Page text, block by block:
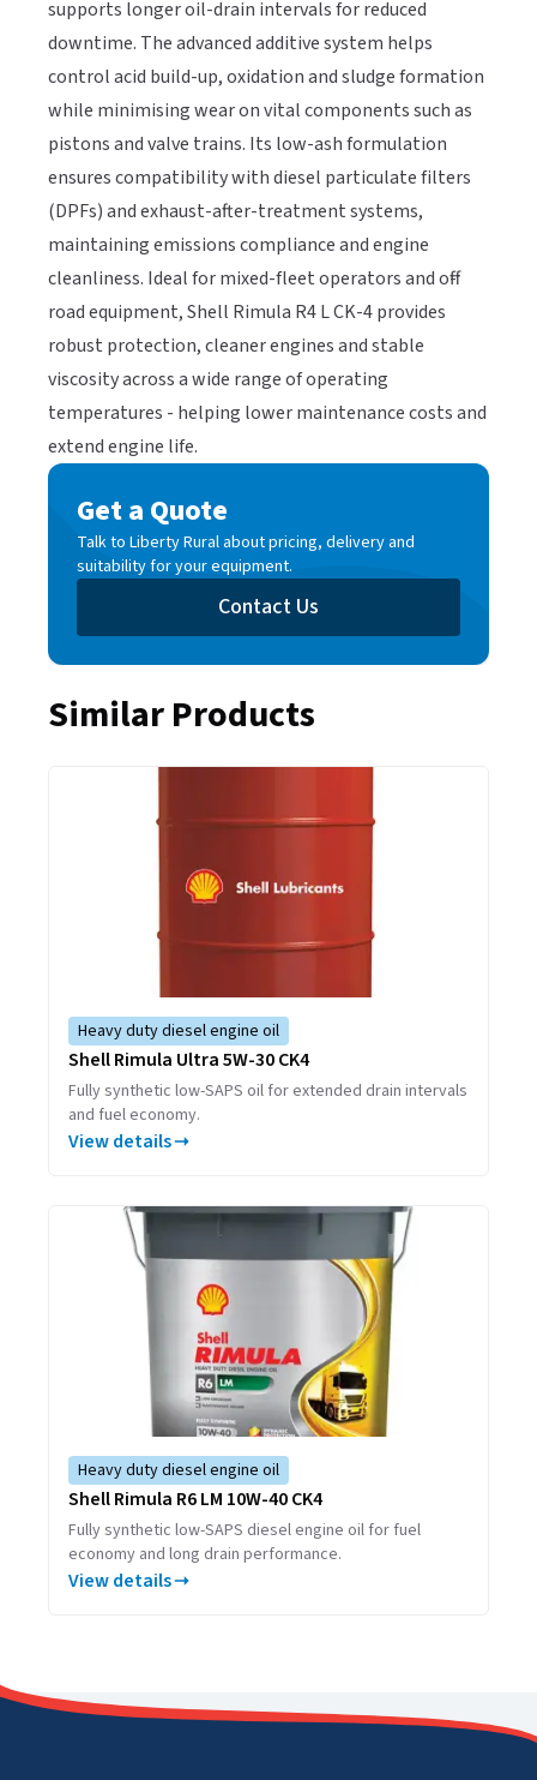
supports longer oil-drain intervals for reduced
downtime. The advanced additive system helps
control acid build-up, oxidation and sludge formation
while minimising wear on vital components such as
pistons and valve trains. Its low-ash formulation
ensures compatibility with diesel particulate filters
(DPFs) and exhaust-after-treatment systems,
maintaining emissions compliance and engine
cleanliness. Ideal for mixed-fleet operators and off-
road equipment, Shell Rimula R4 L CK-4 provides
robust protection, cleaner engines and stable
viscosity across a wide range of operating
temperatures - helping lower maintenance costs and
extend engine life.​​​​‌ ‍ ​‍​‍‌‍ ‌ ​‍‌‍‍‌‌‍‌ ‌‍‍‌‌‍ ‍​‍​‍​ ‍‍​‍​‍‌ ​ ‌‍​‌‌‍ ‍‌‍‍‌‌ ‌​‌ ‍‌​‍ ‍‌‍‍‌‌‍ ​‍​‍​‍ ​​‍​‍‌‍‍​‌ ​‍‌‍‌‌‌‍‌‍​‍​‍​ ‍‍​‍​‍‌‍‍​‌ ‌​‌ ‌​‌ ​​‌ ​ ​ ‍‍​‍ ​‍ ‌‍ ​‌‍‍‌‌‍​‍‌‍‌‌‌ ​‍‌ ‌​‌ ‍‌​‍ ‌‌ ​ ‌ ‌​‌ ‌‌‌‍‌​‌‍‍‌‌‍ ​‍ ‍‌ ‌‍‌‍‌‌‌ ​‍‌‍​ ‌‍‌‌‌‍ ​​‍ ‍‌‍​‌‌ ​​‌ ​​​‍ ‌‍‍‌‌‍ ‍‌ ‌​‌‍‌‌‌‍ ‍‌ ‌​​‍ ‌‍‌‌‌‍‌​‌‍‍‌‌ ‌​​‍ ‌‍ ‌‌‍ ‌‍‌​‌‍‌‌​ ‌‌ ​​‌ ​‍‌‍‌‌‌ ​ ‌‍‌‌‌‍ ‍‌ ‌​‌‍​‌‌ ‌​‌‍‍‌‌‍ ‌‍ ‍​ ‍ ‌‍‍‌‌‍‌​​ ‌‌ ​​‌ ​‍‌‍ ‌‍‌​‌ ‌‌‌‍​ ‌ ‌​​‍ ‌‌ ​​‌ ​‍‌‍ ‌‍‌​‌ ‌‌‌‍​ ‌ ‌​‌ ​ ​‍ ‌‌ ​ ‌‍‍​‌‍‌‌‌‍ ​‌‍ ​​‍ ‌‌ ​‍‌‍‍‌‌‍ ‌‌ ‌‌‌‍ ​‌‍​‌​‍ ‌‌ ​‍​ ‌​​‍ ‌‌‍ ​​‍ ‌‌‍​ ‌‍‍ ​‍ ‌​ ‌​​ ‍ ‌ ‌​‌ ‍‌‌ ​​‌‍‌‌​ ‌‌ ​​‌ ​‍‌‍ ‌‍‌​‌ ‌‌‌‍​ ‌ ‌​​ ‍ ‌ ​​‌‍​‌‌ ‌​‌‍‍​​ ‌‌ ​‍‌‍‍‌‌‍​ ‌‍‍​‌‌‌​‌‍‌‌‌ ‍​‌ ‌​​‍‌‌​ ‌‌‌​​‍‌‌ ‌‍‍ ‌‍‌‌‌ ‍‌​‍‌‌​ ​ ‌​‌​​‍‌‌​ ​ ‌​‌​​‍‌‌​ ​‍​ ​‍​ ​ ​ ‌​‌‍​‍‌‍‌‌​ ​​‌‍​ ‌‍‌‍​ ‍‌‌‍‌‍​ ‌‍​ ​ ‌‍​‌​‍‌‌​ ​‍​ ​‍​‍‌‌​ ‌‌‌​‌​​‍ ‍‌‍​ ‌‍‍​‌‍‍‌‌‍ ​‌‍‌​‌ ​‍‌‍‌‌‌‍ ‍​‍‌‌​ ‌‌‌​​‍‌‌ ‌‍‍ ‌‍‌‌‌ ‍‌​‍‌‌​ ​ ‌​‌​​‍‌‌​ ​ ‌​‌​​‍‌‌​ ​‍​ ​‍​ ​‌‌‍​‌​ ‍​​ ‌‌​ ‍​​ ​‍‌‍‌‍​ ‌‌​ ​‍​ ​​​ ‌‌‌‍‌​​‍‌‌​ ​‍​ ​‍​‍‌‌​ ‌‌‌​‌​​‍ ‍‌ ‌​‌‍‌‌‌ ‍​‌ ‌​​ ‌‍​‍‌‍​‌‌ ​ ‌‍‌‌‌‌‌‌‌ ​‍‌‍ ​​ ‌‌‍‍​‌ ‌​‌ ‌​‌ ​​‌ ​ ​‍‌‌​ ​ ‌​​‌​‍‌‌​ ​‍‌​‌‍​‍‌‌​ ​‍‌​‌‍‌‍ ​‌‍‍‌‌‍​‍‌‍‌‌‌ ​‍‌ ‌​‌ ‍‌​‍ ‌‌ ​ ‌ ‌​‌ ‌‌‌‍‌​‌‍‍‌‌‍ ​‍ ‍‌ ‌‍‌‍‌‌‌ ​‍‌‍​ ‌‍‌‌‌‍ ​​‍ ‍‌‍​‌‌ ​​‌ ​​​‍‌‍‌‍‍‌‌‍‌​​ ‌‌ ​​‌ ​‍‌‍ ‌‍‌​‌ ‌‌‌‍​ ‌ ‌​​‍ ‌‌ ​​‌ ​‍‌‍ ‌‍‌​‌ ‌‌‌‍​ ‌ ‌​‌ ​ ​‍ ‌‌ ​ ‌‍‍​‌‍‌‌‌‍ ​‌‍ ​​‍ ‌‌ ​‍‌‍‍‌‌‍ ‌‌ ‌‌‌‍ ​‌‍​‌​‍ ‌‌ ​‍​ ‌​​‍ ‌‌‍ ​​‍ ‌‌‍​ ‌‍‍ ​‍ ‌​ ‌​​‍‌‍‌ ‌​‌ ‍‌‌ ​​‌‍‌‌​ ‌‌ ​​‌ ​‍‌‍ ‌‍‌​‌ ‌‌‌‍​ ‌ ‌​​‍‌‍‌ ​​‌‍​‌‌ ‌​‌‍‍​​ ‌‌ ​‍‌‍‍‌‌‍​ ‌‍‍​‌‌‌​‌‍‌‌‌ ‍​‌ ‌​​‍‌‌​ ‌‌‌​​‍‌‌ ‌‍‍ ‌‍‌‌‌ ‍‌​‍‌‌​ ​ ‌​‌​​‍‌‌​ ​ ‌​‌​​‍‌‌​ ​‍​ ​‍​ ​ ​ ‌​‌‍​‍‌‍‌‌​ ​​‌‍​ ‌‍‌‍​ ‍‌‌‍‌‍​ ‌‍​ ​ ‌‍​‌​‍‌‌​ ​‍​ ​‍​‍‌‌​ ‌‌‌​‌​​‍ ‍‌‍​ ‌‍‍​‌‍‍‌‌‍ ​‌‍‌​‌ ​‍‌‍‌‌‌‍ ‍​‍‌‌​ ‌‌‌​​‍‌‌ ‌‍‍ ‌‍‌‌‌ ‍‌​‍‌‌​ ​ ‌​‌​​‍‌‌​ ​ ‌​‌​​‍‌‌​ ​‍​ ​‍​ ​‌‌‍​‌​ ‍​​ ‌‌​ ‍​​ ​‍‌‍‌‍​ ‌‌​ ​‍​ ​​​ ‌‌‌‍‌​​‍‌‌​ ​‍​ ​‍​‍‌‌​ ‌‌‌​‌​​‍ ‍‌ ‌​‌‍‌‌‌ ‍​‌ ‌​​‍‌‍‌ ​​‌‍‌‌‌ ​‍‌ ​ ‌ ​​‌‍‌‌‌‍​ ‌ ‌​‌‍‍‌‌ ‌‍‌‍‌‌​ ‌‌ ​​‌ ‌‌‌‍​‍‌‍ ​‌‍‍‌‌ ​ ‌‍‍​‌‍‌‌‌‍‌​​‍​‍‌ ‌
Get a Quote​​​​‌ ‍ ​‍​‍‌‍ ‌ ​‍‌‍‍‌‌‍‌ ‌‍‍‌‌‍ ‍​‍​‍​ ‍‍​‍​‍‌ ​ ‌‍​‌‌‍ ‍‌‍‍‌‌ ‌​‌ ‍‌​‍ ‍‌‍‍‌‌‍ ​‍​‍​‍ ​​‍​‍‌‍‍​‌ ​‍‌‍‌‌‌‍‌‍​‍​‍​ ‍‍​‍​‍‌‍‍​‌ ‌​‌ ‌​‌ ​​‌ ​ ​ ‍‍​‍ ​‍ ‌‍ ​‌‍‍‌‌‍​‍‌‍‌‌‌ ​‍‌ ‌​‌ ‍‌​‍ ‌‌ ​ ‌ ‌​‌ ‌‌‌‍‌​‌‍‍‌‌‍ ​‍ ‍‌ ‌‍‌‍‌‌‌ ​‍‌‍​ ‌‍‌‌‌‍ ​​‍ ‍‌‍​‌‌ ​​‌ ​​​‍ ‌‍‍‌‌‍ ‍‌ ‌​‌‍‌‌‌‍ ‍‌ ‌​​‍ ‌‍‌‌‌‍‌​‌‍‍‌‌ ‌​​‍ ‌‍ ‌‌‍ ‌‍‌​‌‍‌‌​ ‌‌ ​​‌ ​‍‌‍‌‌‌ ​ ‌‍‌‌‌‍ ‍‌ ‌​‌‍​‌‌ ‌​‌‍‍‌‌‍ ‌‍ ‍​ ‍ ‌‍‍‌‌‍‌​​ ‌‌ ​​‌ ​‍‌‍ ‌‍‌​‌ ‌‌‌‍​ ‌ ‌​​‍ ‌‌ ​​‌ ​‍‌‍ ‌‍‌​‌ ‌‌‌‍​ ‌ ‌​‌ ​ ​‍ ‌‌ ​ ‌‍‍​‌‍‌‌‌‍ ​‌‍ ​​‍ ‌‌ ​‍‌‍‍‌‌‍ ‌‌ ‌‌‌‍ ​‌‍​‌​‍ ‌‌ ​‍​ ‌​​‍ ‌‌‍ ​​‍ ‌‌‍​ ‌‍‍ ​‍ ‌​ ‌​​ ‍ ‌ ‌​‌ ‍‌‌ ​​‌‍‌‌​ ‌‌ ​​‌ ​‍‌‍ ‌‍‌​‌ ‌‌‌‍​ ‌ ‌​​ ‍ ‌ ​​‌‍​‌‌ ‌​‌‍‍​​ ‌‌‍​ ‌ ‌​‌‍​‌​‍ ‍‌ ‌​‌‍‍‌‌ ‌​‌‍ ​‌‍‌‌​ ‌‍​‍‌‍​‌‌ ​ ‌‍‌‌‌‌‌‌‌ ​‍‌‍ ​​ ‌‌‍‍​‌ ‌​‌ ‌​‌ ​​‌ ​ ​‍‌‌​ ​ ‌​​‌​‍‌‌​ ​‍‌​‌‍​‍‌‌​ ​‍‌​‌‍‌‍ ​‌‍‍‌‌‍​‍‌‍‌‌‌ ​‍‌ ‌​‌ ‍‌​‍ ‌‌ ​ ‌ ‌​‌ ‌‌‌‍‌​‌‍‍‌‌‍ ​‍ ‍‌ ‌‍‌‍‌‌‌ ​‍‌‍​ ‌‍‌‌‌‍ ​​‍ ‍‌‍​‌‌ ​​‌ ​​​‍‌‍‌‍‍‌‌‍‌​​ ‌‌ ​​‌ ​‍‌‍ ‌‍‌​‌ ‌‌‌‍​ ‌ ‌​​‍ ‌‌ ​​‌ ​‍‌‍ ‌‍‌​‌ ‌‌‌‍​ ‌ ‌​‌ ​ ​‍ ‌‌ ​ ‌‍‍​‌‍‌‌‌‍ ​‌‍ ​​‍ ‌‌ ​‍‌‍‍‌‌‍ ‌‌ ‌‌‌‍ ​‌‍​‌​‍ ‌‌ ​‍​ ‌​​‍ ‌‌‍ ​​‍ ‌‌‍​ ‌‍‍ ​‍ ‌​ ‌​​‍‌‍‌ ‌​‌ ‍‌‌ ​​‌‍‌‌​ ‌‌ ​​‌ ​‍‌‍ ‌‍‌​‌ ‌‌‌‍​ ‌ ‌​​‍‌‍‌ ​​‌‍​‌‌ ‌​‌‍‍​​ ‌‌‍​ ‌ ‌​‌‍​‌​‍ ‍‌ ‌​‌‍‍‌‌ ‌​‌‍ ​‌‍‌‌​‍‌‍‌ ​​‌‍‌‌‌ ​‍‌ ​ ‌ ​​‌‍‌‌‌‍​ ‌ ‌​‌‍‍‌‌ ‌‍‌‍‌‌​ ‌‌ ​​‌ ‌‌‌‍​‍‌‍ ​‌‍‍‌‌ ​ ‌‍‍​‌‍‌‌‌‍‌​​‍​‍‌ ‌
Talk to Liberty Rural about pricing, delivery and
suitability for your equipment.​​​​‌ ‍ ​‍​‍‌‍ ‌ ​‍‌‍‍‌‌‍‌ ‌‍‍‌‌‍ ‍​‍​‍​ ‍‍​‍​‍‌ ​ ‌‍​‌‌‍ ‍‌‍‍‌‌ ‌​‌ ‍‌​‍ ‍‌‍‍‌‌‍ ​‍​‍​‍ ​​‍​‍‌‍‍​‌ ​‍‌‍‌‌‌‍‌‍​‍​‍​ ‍‍​‍​‍‌‍‍​‌ ‌​‌ ‌​‌ ​​‌ ​ ​ ‍‍​‍ ​‍ ‌‍ ​‌‍‍‌‌‍​‍‌‍‌‌‌ ​‍‌ ‌​‌ ‍‌​‍ ‌‌ ​ ‌ ‌​‌ ‌‌‌‍‌​‌‍‍‌‌‍ ​‍ ‍‌ ‌‍‌‍‌‌‌ ​‍‌‍​ ‌‍‌‌‌‍ ​​‍ ‍‌‍​‌‌ ​​‌ ​​​‍ ‌‍‍‌‌‍ ‍‌ ‌​‌‍‌‌‌‍ ‍‌ ‌​​‍ ‌‍‌‌‌‍‌​‌‍‍‌‌ ‌​​‍ ‌‍ ‌‌‍ ‌‍‌​‌‍‌‌​ ‌‌ ​​‌ ​‍‌‍‌‌‌ ​ ‌‍‌‌‌‍ ‍‌ ‌​‌‍​‌‌ ‌​‌‍‍‌‌‍ ‌‍ ‍​ ‍ ‌‍‍‌‌‍‌​​ ‌‌ ​​‌ ​‍‌‍ ‌‍‌​‌ ‌‌‌‍​ ‌ ‌​​‍ ‌‌ ​​‌ ​‍‌‍ ‌‍‌​‌ ‌‌‌‍​ ‌ ‌​‌ ​ ​‍ ‌‌ ​ ‌‍‍​‌‍‌‌‌‍ ​‌‍ ​​‍ ‌‌ ​‍‌‍‍‌‌‍ ‌‌ ‌‌‌‍ ​‌‍​‌​‍ ‌‌ ​‍​ ‌​​‍ ‌‌‍ ​​‍ ‌‌‍​ ‌‍‍ ​‍ ‌​ ‌​​ ‍ ‌ ‌​‌ ‍‌‌ ​​‌‍‌‌​ ‌‌ ​​‌ ​‍‌‍ ‌‍‌​‌ ‌‌‌‍​ ‌ ‌​​ ‍ ‌ ​​‌‍​‌‌ ‌​‌‍‍​​ ‌‌‍​ ‌ ‌​‌‍​‌​‍ ‍‌‍‌​‌‍‌‌‌ ​ ‌‍​ ‌ ​‍‌‍‍‌‌ ​​‌ ‌​‌‍‍‌‌‍ ‌‍ ‍​ ‌‍​‍‌‍​‌‌ ​ ‌‍‌‌‌‌‌‌‌ ​‍‌‍ ​​ ‌‌‍‍​‌ ‌​‌ ‌​‌ ​​‌ ​ ​‍‌‌​ ​ ‌​​‌​‍‌‌​ ​‍‌​‌‍​‍‌‌​ ​‍‌​‌‍‌‍ ​‌‍‍‌‌‍​‍‌‍‌‌‌ ​‍‌ ‌​‌ ‍‌​‍ ‌‌ ​ ‌ ‌​‌ ‌‌‌‍‌​‌‍‍‌‌‍ ​‍ ‍‌ ‌‍‌‍‌‌‌ ​‍‌‍​ ‌‍‌‌‌‍ ​​‍ ‍‌‍​‌‌ ​​‌ ​​​‍‌‍‌‍‍‌‌‍‌​​ ‌‌ ​​‌ ​‍‌‍ ‌‍‌​‌ ‌‌‌‍​ ‌ ‌​​‍ ‌‌ ​​‌ ​‍‌‍ ‌‍‌​‌ ‌‌‌‍​ ‌ ‌​‌ ​ ​‍ ‌‌ ​ ‌‍‍​‌‍‌‌‌‍ ​‌‍ ​​‍ ‌‌ ​‍‌‍‍‌‌‍ ‌‌ ‌‌‌‍ ​‌‍​‌​‍ ‌‌ ​‍​ ‌​​‍ ‌‌‍ ​​‍ ‌‌‍​ ‌‍‍ ​‍ ‌​ ‌​​‍‌‍‌ ‌​‌ ‍‌‌ ​​‌‍‌‌​ ‌‌ ​​‌ ​‍‌‍ ‌‍‌​‌ ‌‌‌‍​ ‌ ‌​​‍‌‍‌ ​​‌‍​‌‌ ‌​‌‍‍​​ ‌‌‍​ ‌ ‌​‌‍​‌​‍ ‍‌‍‌​‌‍‌‌‌ ​ ‌‍​ ‌ ​‍‌‍‍‌‌ ​​‌ ‌​‌‍‍‌‌‍ ‌‍ ‍​‍‌‍‌ ​​‌‍‌‌‌ ​‍‌ ​ ‌ ​​‌‍‌‌‌‍​ ‌ ‌​‌‍‍‌‌ ‌‍‌‍‌‌​ ‌‌ ​​‌ ‌‌‌‍​‍‌‍ ​‌‍‍‌‌ ​ ‌‍‍​‌‍‌‌‌‍‌​​‍​‍‌ ‌
Contact Us​​​​‌ ‍ ​‍​‍‌‍ ‌ ​‍‌‍‍‌‌‍‌ ‌‍‍‌‌‍ ‍​‍​‍​ ‍‍​‍​‍‌ ​ ‌‍​‌‌‍ ‍‌‍‍‌‌ ‌​‌ ‍‌​‍ ‍‌‍‍‌‌‍ ​‍​‍​‍ ​​‍​‍‌‍‍​‌ ​‍‌‍‌‌‌‍‌‍​‍​‍​ ‍‍​‍​‍‌‍‍​‌ ‌​‌ ‌​‌ ​​‌ ​ ​ ‍‍​‍ ​‍ ‌‍ ​‌‍‍‌‌‍​‍‌‍‌‌‌ ​‍‌ ‌​‌ ‍‌​‍ ‌‌ ​ ‌ ‌​‌ ‌‌‌‍‌​‌‍‍‌‌‍ ​‍ ‍‌ ‌‍‌‍‌‌‌ ​‍‌‍​ ‌‍‌‌‌‍ ​​‍ ‍‌‍​‌‌ ​​‌ ​​​‍ ‌‍‍‌‌‍ ‍‌ ‌​‌‍‌‌‌‍ ‍‌ ‌​​‍ ‌‍‌‌‌‍‌​‌‍‍‌‌ ‌​​‍ ‌‍ ‌‌‍ ‌‍‌​‌‍‌‌​ ‌‌ ​​‌ ​‍‌‍‌‌‌ ​ ‌‍‌‌‌‍ ‍‌ ‌​‌‍​‌‌ ‌​‌‍‍‌‌‍ ‌‍ ‍​ ‍ ‌‍‍‌‌‍‌​​ ‌‌ ​​‌ ​‍‌‍ ‌‍‌​‌ ‌‌‌‍​ ‌ ‌​​‍ ‌‌ ​​‌ ​‍‌‍ ‌‍‌​‌ ‌‌‌‍​ ‌ ‌​‌ ​ ​‍ ‌‌ ​ ‌‍‍​‌‍‌‌‌‍ ​‌‍ ​​‍ ‌‌ ​‍‌‍‍‌‌‍ ‌‌ ‌‌‌‍ ​‌‍​‌​‍ ‌‌ ​‍​ ‌​​‍ ‌‌‍ ​​‍ ‌‌‍​ ‌‍‍ ​‍ ‌​ ‌​​ ‍ ‌ ‌​‌ ‍‌‌ ​​‌‍‌‌​ ‌‌ ​​‌ ​‍‌‍ ‌‍‌​‌ ‌‌‌‍​ ‌ ‌​​ ‍ ‌ ​​‌‍​‌‌ ‌​‌‍‍​​ ‌‌‍​ ‌ ‌​‌‍​‌​‍ ‍‌‍​‍‌ ‌‌‌ ‌​‌ ‌​‌‍ ‌‍ ‍‌ ​ ​‍‌‌​ ‌‌‌​​‍‌‌ ‌‍‍ ‌‍‌‌‌ ‍‌​‍‌‌​ ​ ‌​‌​​‍‌‌​ ​ ‌​‌​​‍‌‌​ ​‍​ ​‍​ ‍‌​ ‍​‌‍‌‍​ ​‌‌‍‌‌​ ​‍​ ​‍‌‍‌‌​ ​‍​ ​ ‌‍‌‌​ ‍​​‍‌‌​ ​‍​ ​‍​‍‌‌​ ‌‌‌​‌​​‍ ‍‌ ‌​‌‍‌‌‌ ‍​‌ ‌​​ ‌‍​‍‌‍​‌‌ ​ ‌‍‌‌‌‌‌‌‌ ​‍‌‍ ​​ ‌‌‍‍​‌ ‌​‌ ‌​‌ ​​‌ ​ ​‍‌‌​ ​ ‌​​‌​‍‌‌​ ​‍‌​‌‍​‍‌‌​ ​‍‌​‌‍‌‍ ​‌‍‍‌‌‍​‍‌‍‌‌‌ ​‍‌ ‌​‌ ‍‌​‍ ‌‌ ​ ‌ ‌​‌ ‌‌‌‍‌​‌‍‍‌‌‍ ​‍ ‍‌ ‌‍‌‍‌‌‌ ​‍‌‍​ ‌‍‌‌‌‍ ​​‍ ‍‌‍​‌‌ ​​‌ ​​​‍‌‍‌‍‍‌‌‍‌​​ ‌‌ ​​‌ ​‍‌‍ ‌‍‌​‌ ‌‌‌‍​ ‌ ‌​​‍ ‌‌ ​​‌ ​‍‌‍ ‌‍‌​‌ ‌‌‌‍​ ‌ ‌​‌ ​ ​‍ ‌‌ ​ ‌‍‍​‌‍‌‌‌‍ ​‌‍ ​​‍ ‌‌ ​‍‌‍‍‌‌‍ ‌‌ ‌‌‌‍ ​‌‍​‌​‍ ‌‌ ​‍​ ‌​​‍ ‌‌‍ ​​‍ ‌‌‍​ ‌‍‍ ​‍ ‌​ ‌​​‍‌‍‌ ‌​‌ ‍‌‌ ​​‌‍‌‌​ ‌‌ ​​‌ ​‍‌‍ ‌‍‌​‌ ‌‌‌‍​ ‌ ‌​​‍‌‍‌ ​​‌‍​‌‌ ‌​‌‍‍​​ ‌‌‍​ ‌ ‌​‌‍​‌​‍ ‍‌‍​‍‌ ‌‌‌ ‌​‌ ‌​‌‍ ‌‍ ‍‌ ​ ​‍‌‌​ ‌‌‌​​‍‌‌ ‌‍‍ ‌‍‌‌‌ ‍‌​‍‌‌​ ​ ‌​‌​​‍‌‌​ ​ ‌​‌​​‍‌‌​ ​‍​ ​‍​ ‍‌​ ‍​‌‍‌‍​ ​‌‌‍‌‌​ ​‍​ ​‍‌‍‌‌​ ​‍​ ​ ‌‍‌‌​ ‍​​‍‌‌​ ​‍​ ​‍​‍‌‌​ ‌‌‌​‌​​‍ ‍‌ ‌​‌‍‌‌‌ ‍​‌ ‌​​‍‌‍‌ ​​‌‍‌‌‌ ​‍‌ ​ ‌ ​​‌‍‌‌‌‍​ ‌ ‌​‌‍‍‌‌ ‌‍‌‍‌‌​ ‌‌ ​​‌ ‌‌‌‍​‍‌‍ ​‌‍‍‌‌ ​ ‌‍‍​‌‍‌‌‌‍‌​​‍​‍‌ ‌
Similar Products
Heavy duty diesel engine oil​​​​‌ ‍ ​‍​‍‌‍ ‌ ​‍‌‍‍‌‌‍‌ ‌‍‍‌‌‍ ‍​‍​‍​ ‍‍​‍​‍‌ ​ ‌‍​‌‌‍ ‍‌‍‍‌‌ ‌​‌ ‍‌​‍ ‍‌‍‍‌‌‍ ​‍​‍​‍ ​​‍​‍‌‍‍​‌ ​‍‌‍‌‌‌‍‌‍​‍​‍​ ‍‍​‍​‍‌‍‍​‌ ‌​‌ ‌​‌ ​​‌ ​ ​ ‍‍​‍ ​‍ ‌‍ ​‌‍‍‌‌‍​‍‌‍‌‌‌ ​‍‌ ‌​‌ ‍‌​‍ ‌‌ ​ ‌ ‌​‌ ‌‌‌‍‌​‌‍‍‌‌‍ ​‍ ‍‌ ‌‍‌‍‌‌‌ ​‍‌‍​ ‌‍‌‌‌‍ ​​‍ ‍‌‍​‌‌ ​​‌ ​​​‍ ‌‍‍‌‌‍ ‍‌ ‌​‌‍‌‌‌‍ ‍‌ ‌​​‍ ‌‍‌‌‌‍‌​‌‍‍‌‌ ‌​​‍ ‌‍ ‌‌‍ ‌‍‌​‌‍‌‌​ ‌‌ ​​‌ ​‍‌‍‌‌‌ ​ ‌‍‌‌‌‍ ‍‌ ‌​‌‍​‌‌ ‌​‌‍‍‌‌‍ ‌‍ ‍​ ‍ ‌‍‍‌‌‍‌​​ ‌‌ ​​‌ ​‍‌‍ ‌‍‌​‌ ‌‌‌‍​ ‌ ‌​​‍ ‌‌ ​​‌ ​‍‌‍ ‌‍‌​‌ ‌‌‌‍​ ‌ ‌​‌ ​ ​‍ ‌‌ ​ ‌‍‍​‌‍‌‌‌‍ ​‌‍ ​​‍ ‌‌ ​‍‌‍‍‌‌‍ ‌‌ ‌‌‌‍ ​‌‍​‌​‍ ‌‌ ‌‌‌‍ ​‌ ‌​‌ ​‍‌‍​‌​‍ ‌​ ‌‌‌ ‌ ​‍ ‌​ ​ ​ ​​​ ‍ ‌ ‌​‌ ‍‌‌ ​​‌‍‌‌​ ‌‌ ​​‌ ​‍‌‍ ‌‍‌​‌ ‌‌‌‍​ ‌ ‌​​ ‍ ‌ ​​‌‍​‌‌ ‌​‌‍‍​​ ‌‌ ​ ‌ ‌‌‌‍​‍‌​​ ‌‍​‌‌ ‌​‌‍‌‌‌‍‌ ‌‍ ‌ ​‍‌ ‍‌​ ‌‍​‍‌‍​‌‌ ​ ‌‍‌‌‌‌‌‌‌ ​‍‌‍ ​​ ‌‌‍‍​‌ ‌​‌ ‌​‌ ​​‌ ​ ​‍‌‌​ ​ ‌​​‌​‍‌‌​ ​‍‌​‌‍​‍‌‌​ ​‍‌​‌‍‌‍ ​‌‍‍‌‌‍​‍‌‍‌‌‌ ​‍‌ ‌​‌ ‍‌​‍ ‌‌ ​ ‌ ‌​‌ ‌‌‌‍‌​‌‍‍‌‌‍ ​‍ ‍‌ ‌‍‌‍‌‌‌ ​‍‌‍​ ‌‍‌‌‌‍ ​​‍ ‍‌‍​‌‌ ​​‌ ​​​‍‌‍‌‍‍‌‌‍‌​​ ‌‌ ​​‌ ​‍‌‍ ‌‍‌​‌ ‌‌‌‍​ ‌ ‌​​‍ ‌‌ ​​‌ ​‍‌‍ ‌‍‌​‌ ‌‌‌‍​ ‌ ‌​‌ ​ ​‍ ‌‌ ​ ‌‍‍​‌‍‌‌‌‍ ​‌‍ ​​‍ ‌‌ ​‍‌‍‍‌‌‍ ‌‌ ‌‌‌‍ ​‌‍​‌​‍ ‌‌ ‌‌‌‍ ​‌ ‌​‌ ​‍‌‍​‌​‍ ‌​ ‌‌‌ ‌ ​‍ ‌​ ​ ​ ​​​‍‌‍‌ ‌​‌ ‍‌‌ ​​‌‍‌‌​ ‌‌ ​​‌ ​‍‌‍ ‌‍‌​‌ ‌‌‌‍​ ‌ ‌​​‍‌‍‌ ​​‌‍​‌‌ ‌​‌‍‍​​ ‌‌ ​ ‌ ‌‌‌‍​‍‌​​ ‌‍​‌‌ ‌​‌‍‌‌‌‍‌ ‌‍ ‌ ​‍‌ ‍‌​‍‌‍‌ ​​‌‍‌‌‌ ​‍‌ ​ ‌ ​​‌‍‌‌‌‍​ ‌ ‌​‌‍‍‌‌ ‌‍‌‍‌‌​ ‌‌ ​​‌ ‌‌‌‍​‍‌‍ ​‌‍‍‌‌ ​ ‌‍‍​‌‍‌‌‌‍‌​​‍​‍‌ ‌
Shell Rimula Ultra 5W-30 CK4​​​​‌ ‍ ​‍​‍‌‍ ‌ ​‍‌‍‍‌‌‍‌ ‌‍‍‌‌‍ ‍​‍​‍​ ‍‍​‍​‍‌ ​ ‌‍​‌‌‍ ‍‌‍‍‌‌ ‌​‌ ‍‌​‍ ‍‌‍‍‌‌‍ ​‍​‍​‍ ​​‍​‍‌‍‍​‌ ​‍‌‍‌‌‌‍‌‍​‍​‍​ ‍‍​‍​‍‌‍‍​‌ ‌​‌ ‌​‌ ​​‌ ​ ​ ‍‍​‍ ​‍ ‌‍ ​‌‍‍‌‌‍​‍‌‍‌‌‌ ​‍‌ ‌​‌ ‍‌​‍ ‌‌ ​ ‌ ‌​‌ ‌‌‌‍‌​‌‍‍‌‌‍ ​‍ ‍‌ ‌‍‌‍‌‌‌ ​‍‌‍​ ‌‍‌‌‌‍ ​​‍ ‍‌‍​‌‌ ​​‌ ​​​‍ ‌‍‍‌‌‍ ‍‌ ‌​‌‍‌‌‌‍ ‍‌ ‌​​‍ ‌‍‌‌‌‍‌​‌‍‍‌‌ ‌​​‍ ‌‍ ‌‌‍ ‌‍‌​‌‍‌‌​ ‌‌ ​​‌ ​‍‌‍‌‌‌ ​ ‌‍‌‌‌‍ ‍‌ ‌​‌‍​‌‌ ‌​‌‍‍‌‌‍ ‌‍ ‍​ ‍ ‌‍‍‌‌‍‌​​ ‌‌ ​​‌ ​‍‌‍ ‌‍‌​‌ ‌‌‌‍​ ‌ ‌​​‍ ‌‌ ​​‌ ​‍‌‍ ‌‍‌​‌ ‌‌‌‍​ ‌ ‌​‌ ​ ​‍ ‌‌ ​ ‌‍‍​‌‍‌‌‌‍ ​‌‍ ​​‍ ‌‌ ​‍‌‍‍‌‌‍ ‌‌ ‌‌‌‍ ​‌‍​‌​‍ ‌‌ ‌‌‌‍ ​‌ ‌​‌ ​‍‌‍​‌​‍ ‌​ ‌‌‌ ‌ ​‍ ‌​ ​ ​ ​​​ ‍ ‌ ‌​‌ ‍‌‌ ​​‌‍‌‌​ ‌‌ ​​‌ ​‍‌‍ ‌‍‌​‌ ‌‌‌‍​ ‌ ‌​​ ‍ ‌ ​​‌‍​‌‌ ‌​‌‍‍​​ ‌‌ ​​‌ ​‍‌‍ ‌‍‌​‌ ‌‌‌‍​ ‌ ‌​‌​ ‍‌‍​‌‌‍ ‌‌‍‌‌​ ‌‍​‍‌‍​‌‌ ​ ‌‍‌‌‌‌‌‌‌ ​‍‌‍ ​​ ‌‌‍‍​‌ ‌​‌ ‌​‌ ​​‌ ​ ​‍‌‌​ ​ ‌​​‌​‍‌‌​ ​‍‌​‌‍​‍‌‌​ ​‍‌​‌‍‌‍ ​‌‍‍‌‌‍​‍‌‍‌‌‌ ​‍‌ ‌​‌ ‍‌​‍ ‌‌ ​ ‌ ‌​‌ ‌‌‌‍‌​‌‍‍‌‌‍ ​‍ ‍‌ ‌‍‌‍‌‌‌ ​‍‌‍​ ‌‍‌‌‌‍ ​​‍ ‍‌‍​‌‌ ​​‌ ​​​‍‌‍‌‍‍‌‌‍‌​​ ‌‌ ​​‌ ​‍‌‍ ‌‍‌​‌ ‌‌‌‍​ ‌ ‌​​‍ ‌‌ ​​‌ ​‍‌‍ ‌‍‌​‌ ‌‌‌‍​ ‌ ‌​‌ ​ ​‍ ‌‌ ​ ‌‍‍​‌‍‌‌‌‍ ​‌‍ ​​‍ ‌‌ ​‍‌‍‍‌‌‍ ‌‌ ‌‌‌‍ ​‌‍​‌​‍ ‌‌ ‌‌‌‍ ​‌ ‌​‌ ​‍‌‍​‌​‍ ‌​ ‌‌‌ ‌ ​‍ ‌​ ​ ​ ​​​‍‌‍‌ ‌​‌ ‍‌‌ ​​‌‍‌‌​ ‌‌ ​​‌ ​‍‌‍ ‌‍‌​‌ ‌‌‌‍​ ‌ ‌​​‍‌‍‌ ​​‌‍​‌‌ ‌​‌‍‍​​ ‌‌ ​​‌ ​‍‌‍ ‌‍‌​‌ ‌‌‌‍​ ‌ ‌​‌​ ‍‌‍​‌‌‍ ‌‌‍‌‌​‍‌‍‌ ​​‌‍‌‌‌ ​‍‌ ​ ‌ ​​‌‍‌‌‌‍​ ‌ ‌​‌‍‍‌‌ ‌‍‌‍‌‌​ ‌‌ ​​‌ ‌‌‌‍​‍‌‍ ​‌‍‍‌‌ ​ ‌‍‍​‌‍‌‌‌‍‌​​‍​‍‌ ‌
Fully synthetic low-SAPS oil for extended drain intervals
and fuel economy.​​​​‌ ‍ ​‍​‍‌‍ ‌ ​‍‌‍‍‌‌‍‌ ‌‍‍‌‌‍ ‍​‍​‍​ ‍‍​‍​‍‌ ​ ‌‍​‌‌‍ ‍‌‍‍‌‌ ‌​‌ ‍‌​‍ ‍‌‍‍‌‌‍ ​‍​‍​‍ ​​‍​‍‌‍‍​‌ ​‍‌‍‌‌‌‍‌‍​‍​‍​ ‍‍​‍​‍‌‍‍​‌ ‌​‌ ‌​‌ ​​‌ ​ ​ ‍‍​‍ ​‍ ‌‍ ​‌‍‍‌‌‍​‍‌‍‌‌‌ ​‍‌ ‌​‌ ‍‌​‍ ‌‌ ​ ‌ ‌​‌ ‌‌‌‍‌​‌‍‍‌‌‍ ​‍ ‍‌ ‌‍‌‍‌‌‌ ​‍‌‍​ ‌‍‌‌‌‍ ​​‍ ‍‌‍​‌‌ ​​‌ ​​​‍ ‌‍‍‌‌‍ ‍‌ ‌​‌‍‌‌‌‍ ‍‌ ‌​​‍ ‌‍‌‌‌‍‌​‌‍‍‌‌ ‌​​‍ ‌‍ ‌‌‍ ‌‍‌​‌‍‌‌​ ‌‌ ​​‌ ​‍‌‍‌‌‌ ​ ‌‍‌‌‌‍ ‍‌ ‌​‌‍​‌‌ ‌​‌‍‍‌‌‍ ‌‍ ‍​ ‍ ‌‍‍‌‌‍‌​​ ‌‌ ​​‌ ​‍‌‍ ‌‍‌​‌ ‌‌‌‍​ ‌ ‌​​‍ ‌‌ ​​‌ ​‍‌‍ ‌‍‌​‌ ‌‌‌‍​ ‌ ‌​‌ ​ ​‍ ‌‌ ​ ‌‍‍​‌‍‌‌‌‍ ​‌‍ ​​‍ ‌‌ ​‍‌‍‍‌‌‍ ‌‌ ‌‌‌‍ ​‌‍​‌​‍ ‌‌ ‌‌‌‍ ​‌ ‌​‌ ​‍‌‍​‌​‍ ‌​ ‌‌‌ ‌ ​‍ ‌​ ​ ​ ​​​ ‍ ‌ ‌​‌ ‍‌‌ ​​‌‍‌‌​ ‌‌ ​​‌ ​‍‌‍ ‌‍‌​‌ ‌‌‌‍​ ‌ ‌​​ ‍ ‌ ​​‌‍​‌‌ ‌​‌‍‍​​ ‌‌ ​ ‌ ‌‌‌‍​‍‌ ‌​‌‍‍‌‌ ‌​‌‍ ​‌‍‌‌​ ‌‍​‍‌‍​‌‌ ​ ‌‍‌‌‌‌‌‌‌ ​‍‌‍ ​​ ‌‌‍‍​‌ ‌​‌ ‌​‌ ​​‌ ​ ​‍‌‌​ ​ ‌​​‌​‍‌‌​ ​‍‌​‌‍​‍‌‌​ ​‍‌​‌‍‌‍ ​‌‍‍‌‌‍​‍‌‍‌‌‌ ​‍‌ ‌​‌ ‍‌​‍ ‌‌ ​ ‌ ‌​‌ ‌‌‌‍‌​‌‍‍‌‌‍ ​‍ ‍‌ ‌‍‌‍‌‌‌ ​‍‌‍​ ‌‍‌‌‌‍ ​​‍ ‍‌‍​‌‌ ​​‌ ​​​‍‌‍‌‍‍‌‌‍‌​​ ‌‌ ​​‌ ​‍‌‍ ‌‍‌​‌ ‌‌‌‍​ ‌ ‌​​‍ ‌‌ ​​‌ ​‍‌‍ ‌‍‌​‌ ‌‌‌‍​ ‌ ‌​‌ ​ ​‍ ‌‌ ​ ‌‍‍​‌‍‌‌‌‍ ​‌‍ ​​‍ ‌‌ ​‍‌‍‍‌‌‍ ‌‌ ‌‌‌‍ ​‌‍​‌​‍ ‌‌ ‌‌‌‍ ​‌ ‌​‌ ​‍‌‍​‌​‍ ‌​ ‌‌‌ ‌ ​‍ ‌​ ​ ​ ​​​‍‌‍‌ ‌​‌ ‍‌‌ ​​‌‍‌‌​ ‌‌ ​​‌ ​‍‌‍ ‌‍‌​‌ ‌‌‌‍​ ‌ ‌​​‍‌‍‌ ​​‌‍​‌‌ ‌​‌‍‍​​ ‌‌ ​ ‌ ‌‌‌‍​‍‌ ‌​‌‍‍‌‌ ‌​‌‍ ​‌‍‌‌​‍‌‍‌ ​​‌‍‌‌‌ ​‍‌ ​ ‌ ​​‌‍‌‌‌‍​ ‌ ‌​‌‍‍‌‌ ‌‍‌‍‌‌​ ‌‌ ​​‌ ‌‌‌‍​‍‌‍ ​‌‍‍‌‌ ​ ‌‍‍​‌‍‌‌‌‍‌​​‍​‍‌ ‌
View details
Heavy duty diesel engine oil​​​​‌ ‍ ​‍​‍‌‍ ‌ ​‍‌‍‍‌‌‍‌ ‌‍‍‌‌‍ ‍​‍​‍​ ‍‍​‍​‍‌ ​ ‌‍​‌‌‍ ‍‌‍‍‌‌ ‌​‌ ‍‌​‍ ‍‌‍‍‌‌‍ ​‍​‍​‍ ​​‍​‍‌‍‍​‌ ​‍‌‍‌‌‌‍‌‍​‍​‍​ ‍‍​‍​‍‌‍‍​‌ ‌​‌ ‌​‌ ​​‌ ​ ​ ‍‍​‍ ​‍ ‌‍ ​‌‍‍‌‌‍​‍‌‍‌‌‌ ​‍‌ ‌​‌ ‍‌​‍ ‌‌ ​ ‌ ‌​‌ ‌‌‌‍‌​‌‍‍‌‌‍ ​‍ ‍‌ ‌‍‌‍‌‌‌ ​‍‌‍​ ‌‍‌‌‌‍ ​​‍ ‍‌‍​‌‌ ​​‌ ​​​‍ ‌‍‍‌‌‍ ‍‌ ‌​‌‍‌‌‌‍ ‍‌ ‌​​‍ ‌‍‌‌‌‍‌​‌‍‍‌‌ ‌​​‍ ‌‍ ‌‌‍ ‌‍‌​‌‍‌‌​ ‌‌ ​​‌ ​‍‌‍‌‌‌ ​ ‌‍‌‌‌‍ ‍‌ ‌​‌‍​‌‌ ‌​‌‍‍‌‌‍ ‌‍ ‍​ ‍ ‌‍‍‌‌‍‌​​ ‌‌ ​​‌ ​‍‌‍ ‌‍‌​‌ ‌‌‌‍​ ‌ ‌​​‍ ‌‌ ​​‌ ​‍‌‍ ‌‍‌​‌ ‌‌‌‍​ ‌ ‌​‌ ​ ​‍ ‌‌ ​ ‌‍‍​‌‍‌‌‌‍ ​‌‍ ​​‍ ‌‌ ​‍‌‍‍‌‌‍ ‌‌ ‌‌‌‍ ​‌‍​‌​‍ ‌‌ ​‍​ ‌‍​‍ ‌‌‍ ​‌‍ ‌​‍ ‌​ ​‌​ ​​‌ ‌ ​‍ ‌​ ‌​​ ​​​ ‍ ‌ ‌​‌ ‍‌‌ ​​‌‍‌‌​ ‌‌ ​​‌ ​‍‌‍ ‌‍‌​‌ ‌‌‌‍​ ‌ ‌​​ ‍ ‌ ​​‌‍​‌‌ ‌​‌‍‍​​ ‌‌ ​ ‌ ‌‌‌‍​‍‌​​ ‌‍​‌‌ ‌​‌‍‌‌‌‍‌ ‌‍ ‌ ​‍‌ ‍‌​ ‌‍​‍‌‍​‌‌ ​ ‌‍‌‌‌‌‌‌‌ ​‍‌‍ ​​ ‌‌‍‍​‌ ‌​‌ ‌​‌ ​​‌ ​ ​‍‌‌​ ​ ‌​​‌​‍‌‌​ ​‍‌​‌‍​‍‌‌​ ​‍‌​‌‍‌‍ ​‌‍‍‌‌‍​‍‌‍‌‌‌ ​‍‌ ‌​‌ ‍‌​‍ ‌‌ ​ ‌ ‌​‌ ‌‌‌‍‌​‌‍‍‌‌‍ ​‍ ‍‌ ‌‍‌‍‌‌‌ ​‍‌‍​ ‌‍‌‌‌‍ ​​‍ ‍‌‍​‌‌ ​​‌ ​​​‍‌‍‌‍‍‌‌‍‌​​ ‌‌ ​​‌ ​‍‌‍ ‌‍‌​‌ ‌‌‌‍​ ‌ ‌​​‍ ‌‌ ​​‌ ​‍‌‍ ‌‍‌​‌ ‌‌‌‍​ ‌ ‌​‌ ​ ​‍ ‌‌ ​ ‌‍‍​‌‍‌‌‌‍ ​‌‍ ​​‍ ‌‌ ​‍‌‍‍‌‌‍ ‌‌ ‌‌‌‍ ​‌‍​‌​‍ ‌‌ ​‍​ ‌‍​‍ ‌‌‍ ​‌‍ ‌​‍ ‌​ ​‌​ ​​‌ ‌ ​‍ ‌​ ‌​​ ​​​‍‌‍‌ ‌​‌ ‍‌‌ ​​‌‍‌‌​ ‌‌ ​​‌ ​‍‌‍ ‌‍‌​‌ ‌‌‌‍​ ‌ ‌​​‍‌‍‌ ​​‌‍​‌‌ ‌​‌‍‍​​ ‌‌ ​ ‌ ‌‌‌‍​‍‌​​ ‌‍​‌‌ ‌​‌‍‌‌‌‍‌ ‌‍ ‌ ​‍‌ ‍‌​‍‌‍‌ ​​‌‍‌‌‌ ​‍‌ ​ ‌ ​​‌‍‌‌‌‍​ ‌ ‌​‌‍‍‌‌ ‌‍‌‍‌‌​ ‌‌ ​​‌ ‌‌‌‍​‍‌‍ ​‌‍‍‌‌ ​ ‌‍‍​‌‍‌‌‌‍‌​​‍​‍‌ ‌
Shell Rimula R6 LM 10W-40 CK4​​​​‌ ‍ ​‍​‍‌‍ ‌ ​‍‌‍‍‌‌‍‌ ‌‍‍‌‌‍ ‍​‍​‍​ ‍‍​‍​‍‌ ​ ‌‍​‌‌‍ ‍‌‍‍‌‌ ‌​‌ ‍‌​‍ ‍‌‍‍‌‌‍ ​‍​‍​‍ ​​‍​‍‌‍‍​‌ ​‍‌‍‌‌‌‍‌‍​‍​‍​ ‍‍​‍​‍‌‍‍​‌ ‌​‌ ‌​‌ ​​‌ ​ ​ ‍‍​‍ ​‍ ‌‍ ​‌‍‍‌‌‍​‍‌‍‌‌‌ ​‍‌ ‌​‌ ‍‌​‍ ‌‌ ​ ‌ ‌​‌ ‌‌‌‍‌​‌‍‍‌‌‍ ​‍ ‍‌ ‌‍‌‍‌‌‌ ​‍‌‍​ ‌‍‌‌‌‍ ​​‍ ‍‌‍​‌‌ ​​‌ ​​​‍ ‌‍‍‌‌‍ ‍‌ ‌​‌‍‌‌‌‍ ‍‌ ‌​​‍ ‌‍‌‌‌‍‌​‌‍‍‌‌ ‌​​‍ ‌‍ ‌‌‍ ‌‍‌​‌‍‌‌​ ‌‌ ​​‌ ​‍‌‍‌‌‌ ​ ‌‍‌‌‌‍ ‍‌ ‌​‌‍​‌‌ ‌​‌‍‍‌‌‍ ‌‍ ‍​ ‍ ‌‍‍‌‌‍‌​​ ‌‌ ​​‌ ​‍‌‍ ‌‍‌​‌ ‌‌‌‍​ ‌ ‌​​‍ ‌‌ ​​‌ ​‍‌‍ ‌‍‌​‌ ‌‌‌‍​ ‌ ‌​‌ ​ ​‍ ‌‌ ​ ‌‍‍​‌‍‌‌‌‍ ​‌‍ ​​‍ ‌‌ ​‍‌‍‍‌‌‍ ‌‌ ‌‌‌‍ ​‌‍​‌​‍ ‌‌ ​‍​ ‌‍​‍ ‌‌‍ ​‌‍ ‌​‍ ‌​ ​‌​ ​​‌ ‌ ​‍ ‌​ ‌​​ ​​​ ‍ ‌ ‌​‌ ‍‌‌ ​​‌‍‌‌​ ‌‌ ​​‌ ​‍‌‍ ‌‍‌​‌ ‌‌‌‍​ ‌ ‌​​ ‍ ‌ ​​‌‍​‌‌ ‌​‌‍‍​​ ‌‌ ​​‌ ​‍‌‍ ‌‍‌​‌ ‌‌‌‍​ ‌ ‌​‌​ ‍‌‍​‌‌‍ ‌‌‍‌‌​ ‌‍​‍‌‍​‌‌ ​ ‌‍‌‌‌‌‌‌‌ ​‍‌‍ ​​ ‌‌‍‍​‌ ‌​‌ ‌​‌ ​​‌ ​ ​‍‌‌​ ​ ‌​​‌​‍‌‌​ ​‍‌​‌‍​‍‌‌​ ​‍‌​‌‍‌‍ ​‌‍‍‌‌‍​‍‌‍‌‌‌ ​‍‌ ‌​‌ ‍‌​‍ ‌‌ ​ ‌ ‌​‌ ‌‌‌‍‌​‌‍‍‌‌‍ ​‍ ‍‌ ‌‍‌‍‌‌‌ ​‍‌‍​ ‌‍‌‌‌‍ ​​‍ ‍‌‍​‌‌ ​​‌ ​​​‍‌‍‌‍‍‌‌‍‌​​ ‌‌ ​​‌ ​‍‌‍ ‌‍‌​‌ ‌‌‌‍​ ‌ ‌​​‍ ‌‌ ​​‌ ​‍‌‍ ‌‍‌​‌ ‌‌‌‍​ ‌ ‌​‌ ​ ​‍ ‌‌ ​ ‌‍‍​‌‍‌‌‌‍ ​‌‍ ​​‍ ‌‌ ​‍‌‍‍‌‌‍ ‌‌ ‌‌‌‍ ​‌‍​‌​‍ ‌‌ ​‍​ ‌‍​‍ ‌‌‍ ​‌‍ ‌​‍ ‌​ ​‌​ ​​‌ ‌ ​‍ ‌​ ‌​​ ​​​‍‌‍‌ ‌​‌ ‍‌‌ ​​‌‍‌‌​ ‌‌ ​​‌ ​‍‌‍ ‌‍‌​‌ ‌‌‌‍​ ‌ ‌​​‍‌‍‌ ​​‌‍​‌‌ ‌​‌‍‍​​ ‌‌ ​​‌ ​‍‌‍ ‌‍‌​‌ ‌‌‌‍​ ‌ ‌​‌​ ‍‌‍​‌‌‍ ‌‌‍‌‌​‍‌‍‌ ​​‌‍‌‌‌ ​‍‌ ​ ‌ ​​‌‍‌‌‌‍​ ‌ ‌​‌‍‍‌‌ ‌‍‌‍‌‌​ ‌‌ ​​‌ ‌‌‌‍​‍‌‍ ​‌‍‍‌‌ ​ ‌‍‍​‌‍‌‌‌‍‌​​‍​‍‌ ‌
Fully synthetic low-SAPS diesel engine oil for fuel
economy and long drain performance.​​​​‌ ‍ ​‍​‍‌‍ ‌ ​‍‌‍‍‌‌‍‌ ‌‍‍‌‌‍ ‍​‍​‍​ ‍‍​‍​‍‌ ​ ‌‍​‌‌‍ ‍‌‍‍‌‌ ‌​‌ ‍‌​‍ ‍‌‍‍‌‌‍ ​‍​‍​‍ ​​‍​‍‌‍‍​‌ ​‍‌‍‌‌‌‍‌‍​‍​‍​ ‍‍​‍​‍‌‍‍​‌ ‌​‌ ‌​‌ ​​‌ ​ ​ ‍‍​‍ ​‍ ‌‍ ​‌‍‍‌‌‍​‍‌‍‌‌‌ ​‍‌ ‌​‌ ‍‌​‍ ‌‌ ​ ‌ ‌​‌ ‌‌‌‍‌​‌‍‍‌‌‍ ​‍ ‍‌ ‌‍‌‍‌‌‌ ​‍‌‍​ ‌‍‌‌‌‍ ​​‍ ‍‌‍​‌‌ ​​‌ ​​​‍ ‌‍‍‌‌‍ ‍‌ ‌​‌‍‌‌‌‍ ‍‌ ‌​​‍ ‌‍‌‌‌‍‌​‌‍‍‌‌ ‌​​‍ ‌‍ ‌‌‍ ‌‍‌​‌‍‌‌​ ‌‌ ​​‌ ​‍‌‍‌‌‌ ​ ‌‍‌‌‌‍ ‍‌ ‌​‌‍​‌‌ ‌​‌‍‍‌‌‍ ‌‍ ‍​ ‍ ‌‍‍‌‌‍‌​​ ‌‌ ​​‌ ​‍‌‍ ‌‍‌​‌ ‌‌‌‍​ ‌ ‌​​‍ ‌‌ ​​‌ ​‍‌‍ ‌‍‌​‌ ‌‌‌‍​ ‌ ‌​‌ ​ ​‍ ‌‌ ​ ‌‍‍​‌‍‌‌‌‍ ​‌‍ ​​‍ ‌‌ ​‍‌‍‍‌‌‍ ‌‌ ‌‌‌‍ ​‌‍​‌​‍ ‌‌ ​‍​ ‌‍​‍ ‌‌‍ ​‌‍ ‌​‍ ‌​ ​‌​ ​​‌ ‌ ​‍ ‌​ ‌​​ ​​​ ‍ ‌ ‌​‌ ‍‌‌ ​​‌‍‌‌​ ‌‌ ​​‌ ​‍‌‍ ‌‍‌​‌ ‌‌‌‍​ ‌ ‌​​ ‍ ‌ ​​‌‍​‌‌ ‌​‌‍‍​​ ‌‌ ​ ‌ ‌‌‌‍​‍‌ ‌​‌‍‍‌‌ ‌​‌‍ ​‌‍‌‌​ ‌‍​‍‌‍​‌‌ ​ ‌‍‌‌‌‌‌‌‌ ​‍‌‍ ​​ ‌‌‍‍​‌ ‌​‌ ‌​‌ ​​‌ ​ ​‍‌‌​ ​ ‌​​‌​‍‌‌​ ​‍‌​‌‍​‍‌‌​ ​‍‌​‌‍‌‍ ​‌‍‍‌‌‍​‍‌‍‌‌‌ ​‍‌ ‌​‌ ‍‌​‍ ‌‌ ​ ‌ ‌​‌ ‌‌‌‍‌​‌‍‍‌‌‍ ​‍ ‍‌ ‌‍‌‍‌‌‌ ​‍‌‍​ ‌‍‌‌‌‍ ​​‍ ‍‌‍​‌‌ ​​‌ ​​​‍‌‍‌‍‍‌‌‍‌​​ ‌‌ ​​‌ ​‍‌‍ ‌‍‌​‌ ‌‌‌‍​ ‌ ‌​​‍ ‌‌ ​​‌ ​‍‌‍ ‌‍‌​‌ ‌‌‌‍​ ‌ ‌​‌ ​ ​‍ ‌‌ ​ ‌‍‍​‌‍‌‌‌‍ ​‌‍ ​​‍ ‌‌ ​‍‌‍‍‌‌‍ ‌‌ ‌‌‌‍ ​‌‍​‌​‍ ‌‌ ​‍​ ‌‍​‍ ‌‌‍ ​‌‍ ‌​‍ ‌​ ​‌​ ​​‌ ‌ ​‍ ‌​ ‌​​ ​​​‍‌‍‌ ‌​‌ ‍‌‌ ​​‌‍‌‌​ ‌‌ ​​‌ ​‍‌‍ ‌‍‌​‌ ‌‌‌‍​ ‌ ‌​​‍‌‍‌ ​​‌‍​‌‌ ‌​‌‍‍​​ ‌‌ ​ ‌ ‌‌‌‍​‍‌ ‌​‌‍‍‌‌ ‌​‌‍ ​‌‍‌‌​‍‌‍‌ ​​‌‍‌‌‌ ​‍‌ ​ ‌ ​​‌‍‌‌‌‍​ ‌ ‌​‌‍‍‌‌ ‌‍‌‍‌‌​ ‌‌ ​​‌ ‌‌‌‍​‍‌‍ ​‌‍‍‌‌ ​ ‌‍‍​‌‍‌‌‌‍‌​​‍​‍‌ ‌
View details